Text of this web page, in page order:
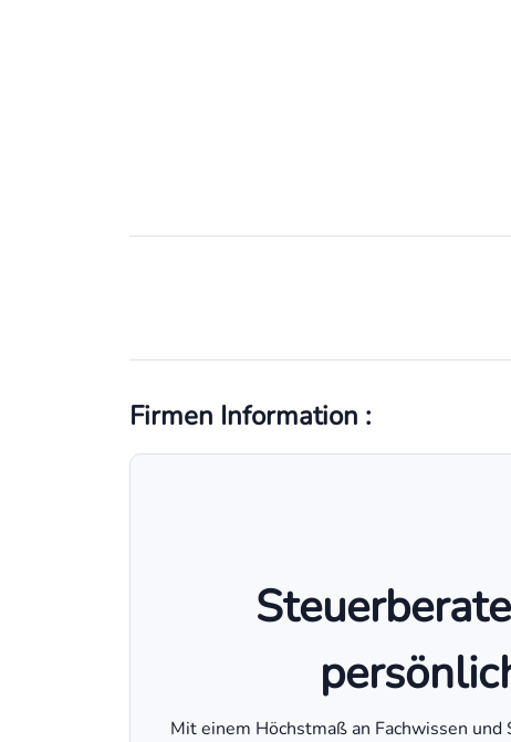
Firmen Information :
Mit einem Höchstmaß an Fachwissen